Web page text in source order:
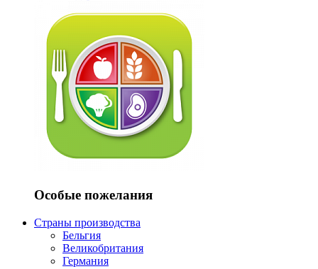
Особые пожелания
Страны производства
Бельгия
Великобритания
Германия